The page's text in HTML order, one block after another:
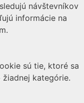
návštevníkov
informácie na
sú tie, ktoré sa
kategórie.